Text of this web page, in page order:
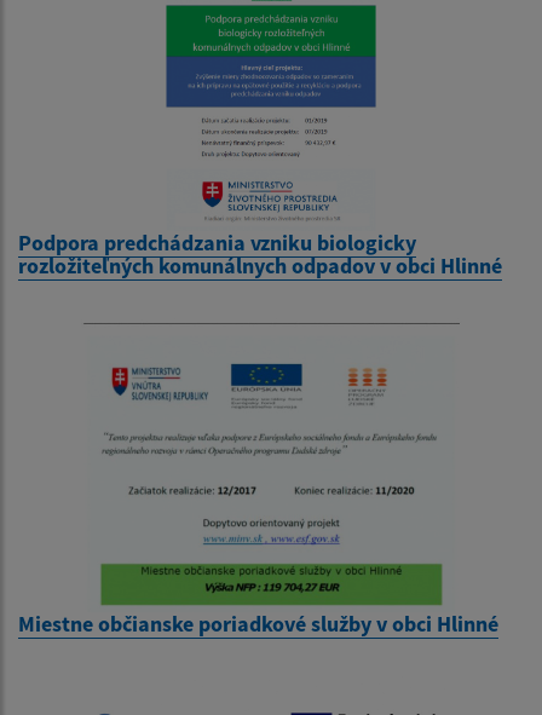
Podpora predchádzania vzniku biologicky
rozložiteľných komunálnych odpadov v obci Hlinné
Miestne občianske poriadkové služby v obci Hlinné